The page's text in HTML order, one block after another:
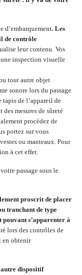
d’embarquement. Les
de contrôle
leur contenu. Vos
inspection visuelle
tout autre objet
sonore lors du passage
tapis de l’appareil de
mesures de sûreté
procédez de
portez sur vous
ou manteaux. Pour
à cet effet.
passage sous le
proscrit de placer
tranchant de type
pouvant s’apparenter à
lors des contrôles de
en obtenir
dispositif